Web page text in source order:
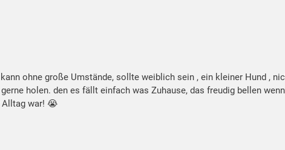
ohne große Umstände, sollte weiblich sein , ein kleiner Hund ,
holen. den es fällt einfach was Zuhause, das freudig bellen
war! 😭